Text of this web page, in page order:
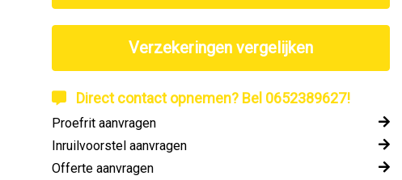
Verzekeringen vergelijken
Direct contact opnemen? Bel 0652389627!
Proefrit aanvragen
Inruilvoorstel aanvragen
Offerte aanvragen